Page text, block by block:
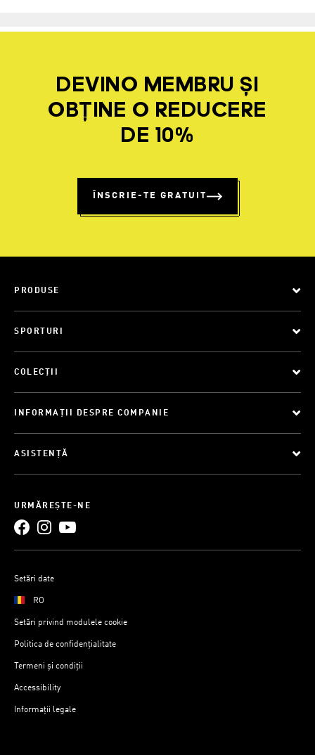
DEVINO MEMBRU ȘI
OBȚINE O REDUCERE
DE 10%
ÎNSCRIE-TE GRATUIT
PRODUSE
SPORTURI
COLECȚII
INFORMAȚII DESPRE COMPANIE
ASISTENȚĂ
URMĂREȘTE-NE
Setări date
RO
Setări privind modulele cookie
Politica de confidențialitate
Termeni și condiții
Accessibility
Informații legale